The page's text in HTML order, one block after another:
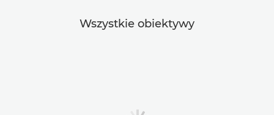
Wszystkie obiektywy